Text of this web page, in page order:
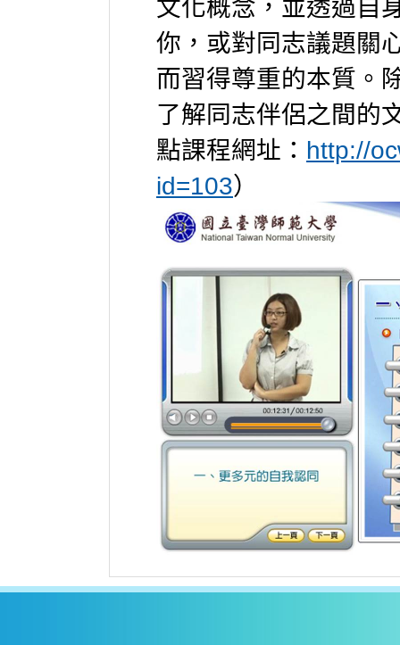
文化概念，並透過自
你，或對同志議題關
而習得尊重的本質。
了解同志伴侶之間的
點課程網址： http://
id=103）